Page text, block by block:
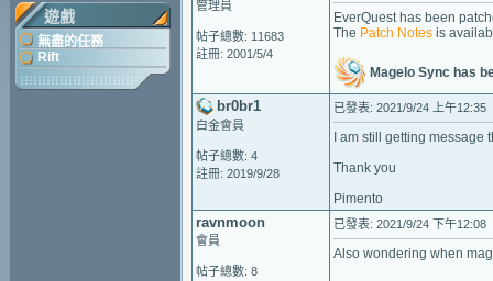
遊戲
無盡的任務
Rift
管理員
帖子總數: 11683
註冊: 2001/5/4
EverQuest has been
The Patch Notes is
Magelo Sync has
br0br1
白金會員
帖子總數: 4
註冊: 2019/9/28
已發表: 2021/9/24 上午12:35
I am still getting
Thank you
Pimento
ravnmoon
會員
帖子總數: 8
已發表: 2021/9/24 下午12:08
Also wondering when